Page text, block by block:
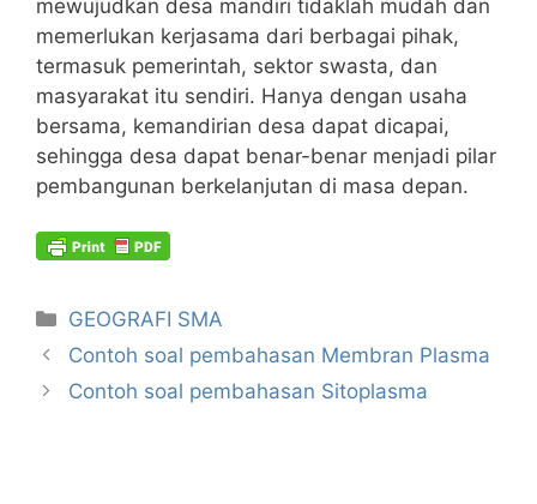
mewujudkan desa mandiri tidaklah mudah dan
memerlukan kerjasama dari berbagai pihak,
termasuk pemerintah, sektor swasta, dan
masyarakat itu sendiri. Hanya dengan usaha
bersama, kemandirian desa dapat dicapai,
sehingga desa dapat benar-benar menjadi pilar
pembangunan berkelanjutan di masa depan.
Kategori
GEOGRAFI SMA
Contoh soal pembahasan Membran Plasma
Contoh soal pembahasan Sitoplasma